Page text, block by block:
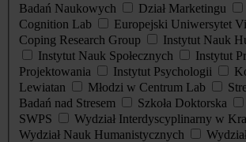
Badań Naukowych
Dział Marketingu
Cognition Lab
Europejski Uniwersytet
Coping Research Group
Instytut Nauk
Instytut Nauk Społecznych
Instytut
Projektowania
Instytut Psychologii
Lewiatan
Młodzi w Centrum Lab
Badań nad Stresem
Szkoła Doktorska
SWPS
Wydział Interdyscyplinarny w
Wydział Nauk Humanistycznych